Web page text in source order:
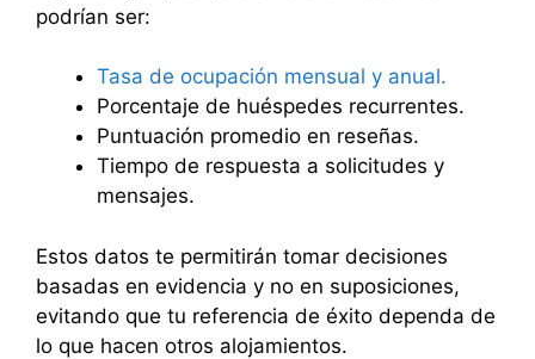
podrían ser:
Tasa de ocupación mensual y anual.
Porcentaje de huéspedes recurrentes.
Puntuación promedio en reseñas.
Tiempo de respuesta a solicitudes y
mensajes.
Estos datos te permitirán tomar decisiones
basadas en evidencia y no en suposiciones,
evitando que tu referencia de éxito dependa de
lo que hacen otros alojamientos.